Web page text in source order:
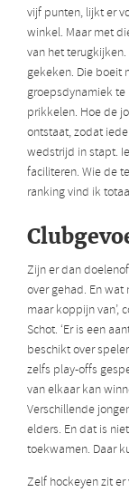
vijf punten, lijkt er
winkel. Maar met
van het
gekeken. Die boeit
groepsdynamiek
prikkelen. Hoe de
ontstaat, zodat
wedstrijd in stapt.
faciliteren. Wie de
ranking vind ik
Zijn er dan
over gehad. En
maar koppijn van’,
Schot. ‘Er is een
beschikt over
zelfs play-offs
van elkaar kan
Verschillende
elders. En dat is
toekwamen. Daar
Zelf hockeyen zit